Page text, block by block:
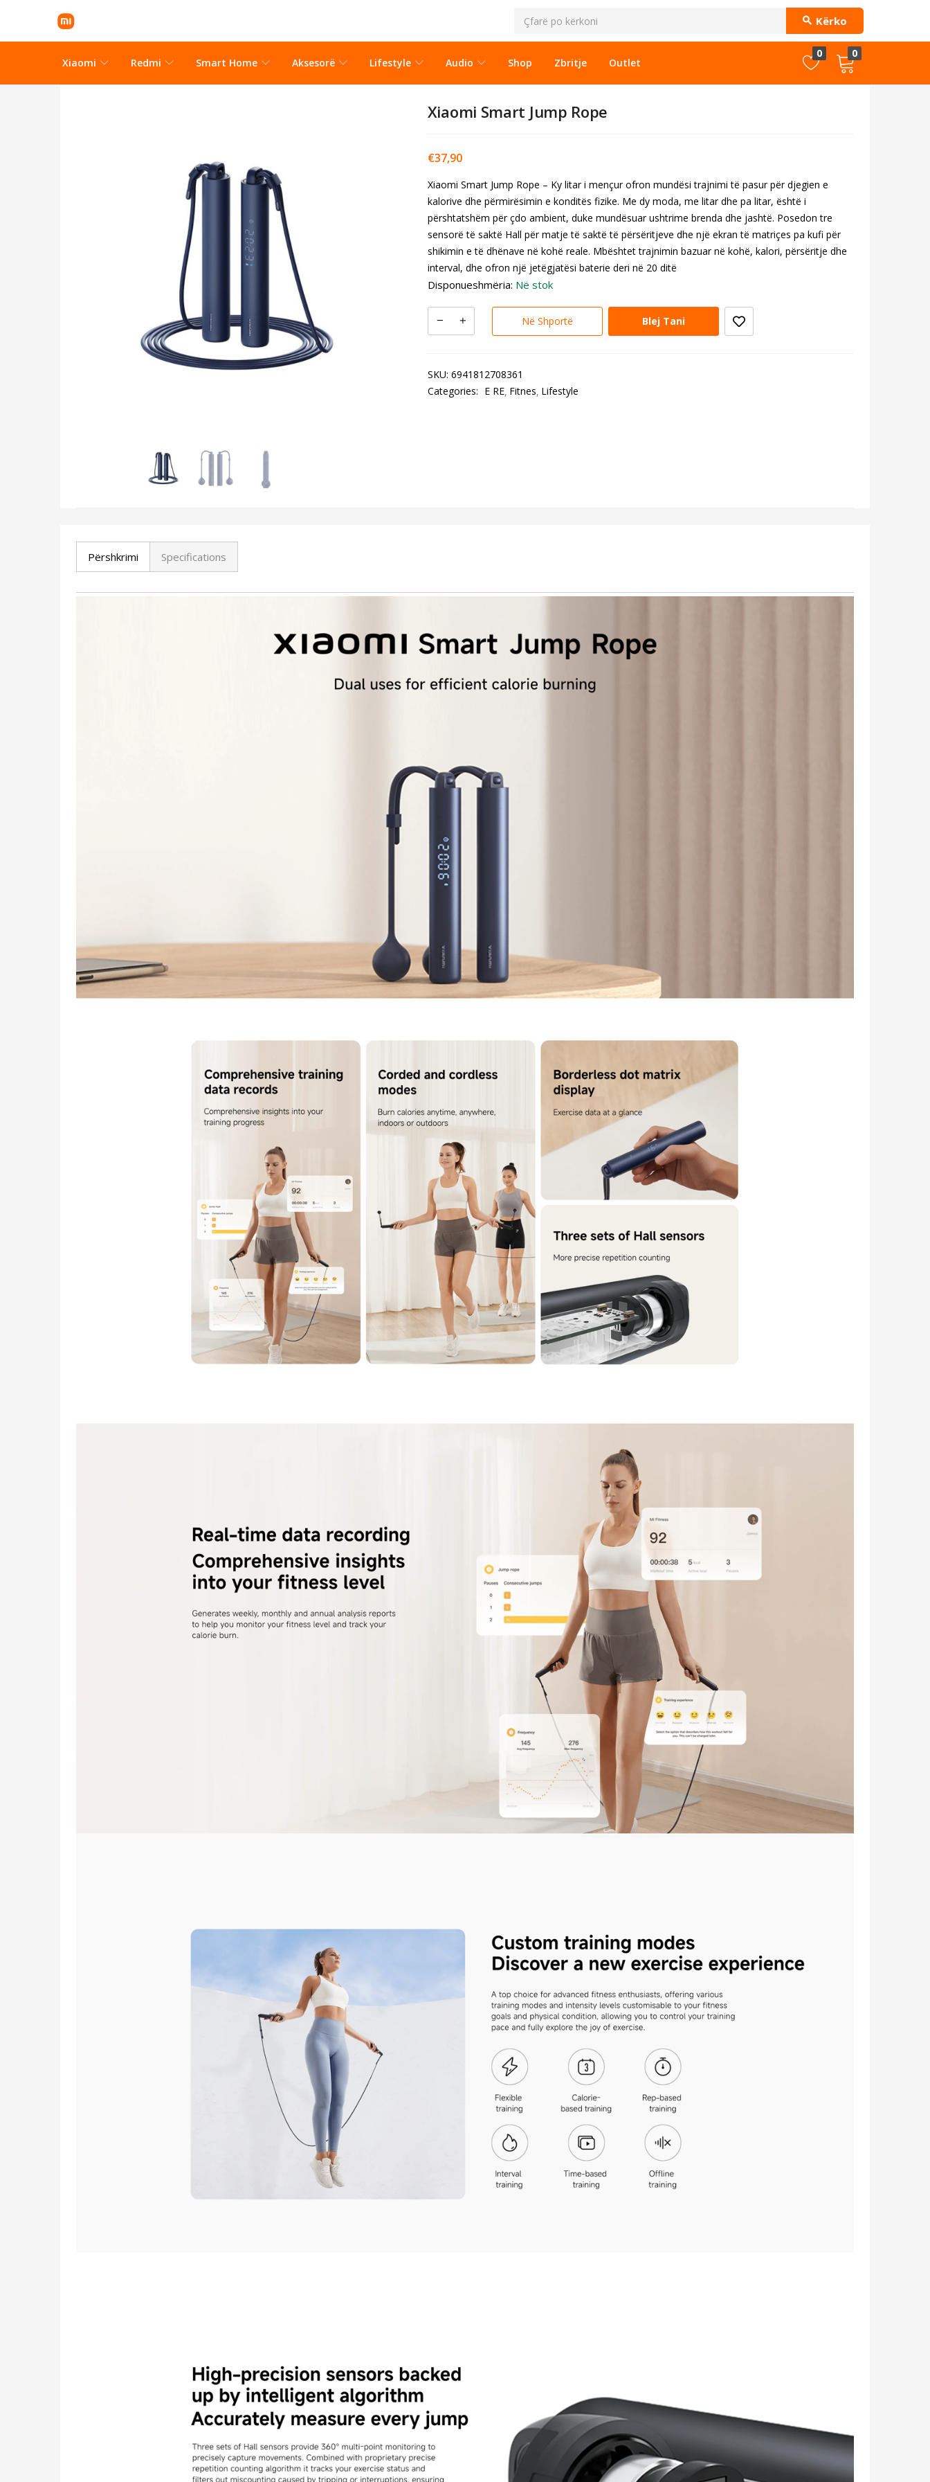
Kërko
Xiaomi Redmi Smart Home Aksesorë Lifestyle Audio Shop Zbritje Outlet
0 0
Xiaomi Smart Jump Rope
€37,90
Xiaomi Smart Jump Rope – Ky litar i mençur ofron mundësi trajnimi të pasur për djegien e
kalorive dhe përmirësimin e konditës fizike. Me dy moda, me litar dhe pa litar, është i
përshtatshëm për çdo ambient, duke mundësuar ushtrime brenda dhe jashtë. Posedon tre
sensorë të saktë Hall për matje të saktë të përsëritjeve dhe një ekran të matriçes pa kufi për
shikimin e të dhënave në kohë reale. Mbështet trajnimin bazuar në kohë, kalori, përsëritje dhe
interval, dhe ofron një jetëgjatësi baterie deri në 20 ditë
Disponueshmëria: Në stok
Në Shportë Blej Tani
SKU: 6941812708361
Categories: E RE Fitnes Lifestyle
Përshkrimi Specifications